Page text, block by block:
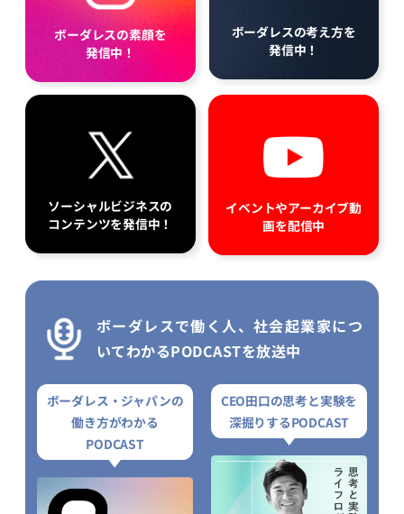
ボーダレスの素顔を
発信中！
ボーダレスの考え方を
発信中！
ソーシャルビジネスの
コンテンツを発信中！
イベントやアーカイブ動
画を配信中
ボーダレスで働く人、社会起業家につ
いてわかるPODCASTを放送中
ボーダレス・ジャパンの
働き方がわかる
PODCAST
CEO田口の思考と実験を
深掘りするPODCAST